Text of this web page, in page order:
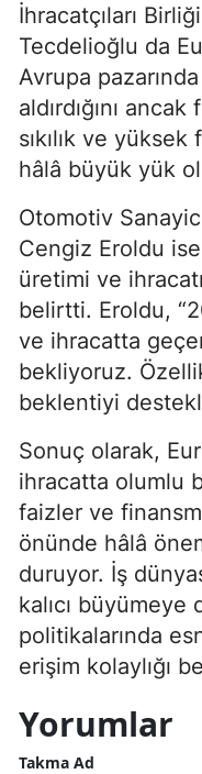
İhracatçıları
Tecdelioğlu da
Avrupa
aldırdığını
sıkılık ve
hâlâ büyük yük
Otomotiv
Cengiz Eroldu
üretimi ve
belirtti. Eroldu,
ve ihracatta
bekliyoruz.
beklentiyi
Sonuç olarak,
ihracatta olumlu
faizler ve
önünde hâlâ
duruyor. İş
kalıcı
politikalarında
erişim kolaylığı
Yorumlar
Takma Ad